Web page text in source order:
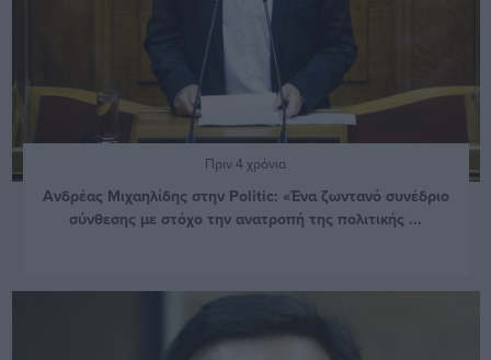
Πριν 4 χρόνια
Ανδρέας Μιχαηλίδης στην Politic: «Ένα ζωντανό συνέδριο
σύνθεσης με στόχο την ανατροπή της πολιτικής ...